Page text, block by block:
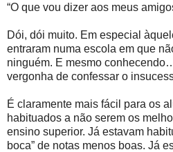
“O que vou dizer aos meus
Dói, dói muito. Em especial
entraram numa escola em que
ninguém. E mesmo
vergonha de confessar o
É claramente mais fácil para os
habituados a não serem os
ensino superior. Já estavam
boca” de notas menos boas. Já